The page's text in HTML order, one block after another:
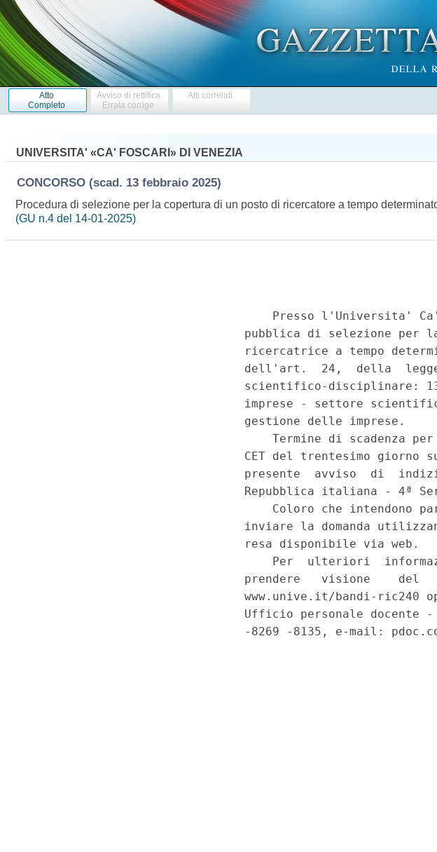
Atto
Completo
Avviso di rettifica
Errata corrige
Atti correlati
UNIVERSITA' «CA' FOSCARI» DI VENEZIA
CONCORSO (scad. 13 febbraio 2025)
Procedura di selezione per la copertura di un posto di ricercatore a tempo
(GU n.4 del 14-01-2025)